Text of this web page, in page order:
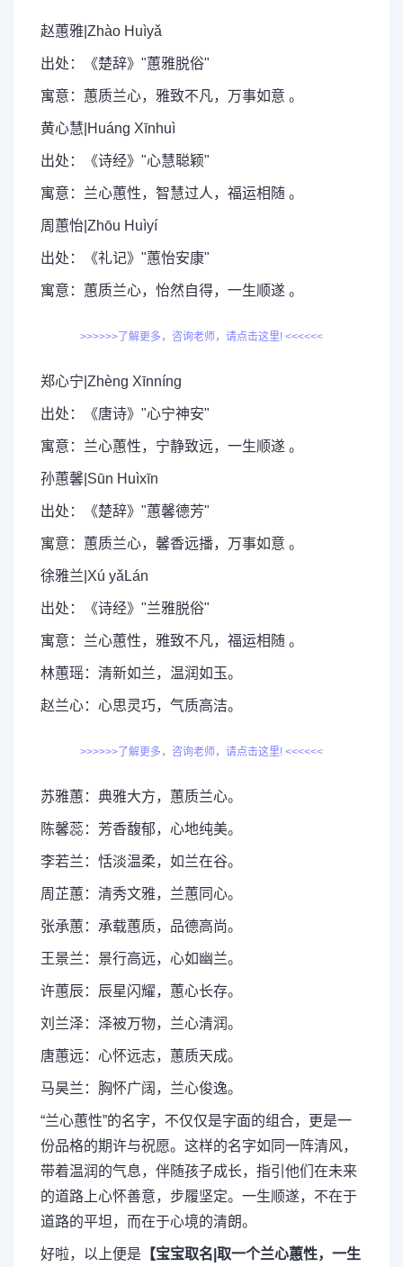
赵蕙雅|Zhào Huìyǎ
出处：《楚辞》"蕙雅脱俗"
寓意：蕙质兰心，雅致不凡，万事如意 。
黄心慧|Huáng Xīnhuì
出处：《诗经》"心慧聪颖"
寓意：兰心蕙性，智慧过人，福运相随 。
周蕙怡|Zhōu Huìyí
出处：《礼记》"蕙怡安康"
寓意：蕙质兰心，怡然自得，一生顺遂 。
>>>>>>了解更多，咨询老师，请点击这里! <<<<<<
郑心宁|Zhèng Xīnníng
出处：《唐诗》"心宁神安"
寓意：兰心蕙性，宁静致远，一生顺遂 。
孙蕙馨|Sūn Huìxīn
出处：《楚辞》"蕙馨德芳"
寓意：蕙质兰心，馨香远播，万事如意 。
徐雅兰|Xú yǎLán
出处：《诗经》"兰雅脱俗"
寓意：兰心蕙性，雅致不凡，福运相随 。
林蕙瑶：清新如兰，温润如玉。
赵兰心：心思灵巧，气质高洁。
>>>>>>了解更多，咨询老师，请点击这里! <<<<<<
苏雅蕙：典雅大方，蕙质兰心。
陈馨蕊：芳香馥郁，心地纯美。
李若兰：恬淡温柔，如兰在谷。
周芷蕙：清秀文雅，兰蕙同心。
张承蕙：承载蕙质，品德高尚。
王景兰：景行高远，心如幽兰。
许蕙辰：辰星闪耀，蕙心长存。
刘兰泽：泽被万物，兰心清润。
唐蕙远：心怀远志，蕙质天成。
马昊兰：胸怀广阔，兰心俊逸。
“兰心蕙性”的名字，不仅仅是字面的组合，更是一
份品格的期许与祝愿。这样的名字如同一阵清风，
带着温润的气息，伴随孩子成长，指引他们在未来
的道路上心怀善意，步履坚定。一生顺遂，不在于
道路的平坦，而在于心境的清朗。
好啦，以上便是 【宝宝取名|取一个兰心蕙性，一生